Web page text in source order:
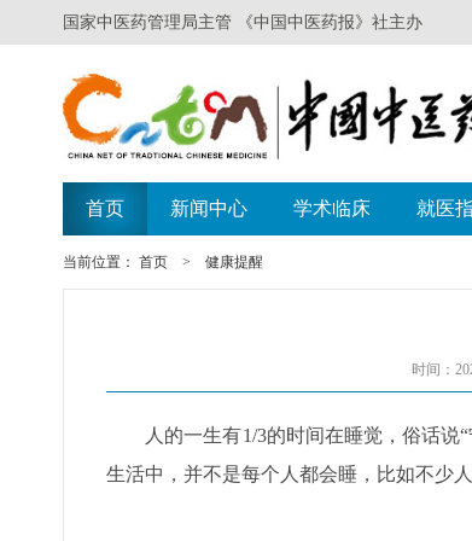
当前位置： 首页 > 健康提醒
时间：
人的一生有1/3的时间在睡觉，俗话说“
生活中，并不是每个人都会睡，比如不少